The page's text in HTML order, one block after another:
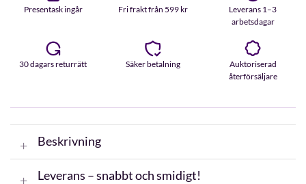
Presentask ingår Fri frakt från 599 kr
Leverans 1–3
arbetsdagar
30 dagars returrätt Säker betalning
Auktoriserad
återförsäljare
Beskrivning
Leverans – snabbt och smidigt!